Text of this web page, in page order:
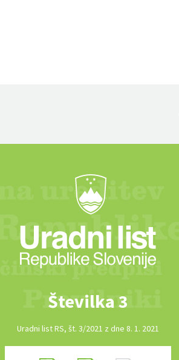
Številka 3
Uradni list RS, št. 3/2021 z dne 8. 1. 2021